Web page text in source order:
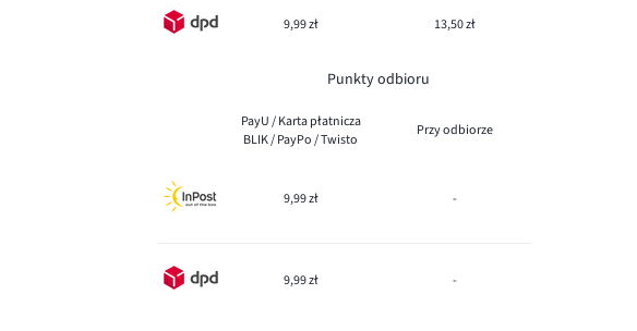
9,99 zł 13,50 zł
Punkty odbioru
PayU / Karta płatnicza
BLIK / PayPo / Twisto
Przy odbiorze
9,99 zł -
9,99 zł -